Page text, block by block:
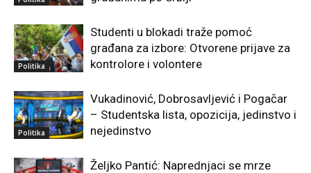
Politika
Studenti u blokadi traže pomoć
građana za izbore: Otvorene prijave za
kontrolore i volontere
Politika
Vukadinović, Dobrosavljević i Pogačar
– Studentska lista, opozicija, jedinstvo i
nejedinstvo
Željko Pantić: Naprednjaci se mrze